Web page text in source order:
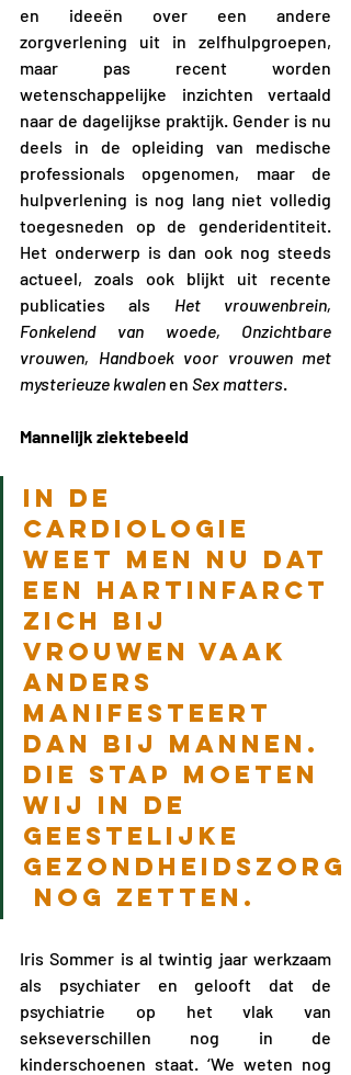
en ideeën over een andere
zorgverlening uit in zelfhulpgroepen,
maar pas recent worden
wetenschappelijke inzichten vertaald
naar de dagelijkse praktijk. Gender is nu
deels in de opleiding van medische
professionals opgenomen, maar de
hulpverlening is nog lang niet volledig
toegesneden op de genderidentiteit.
Het onderwerp is dan ook nog steeds
actueel, zoals ook blijkt uit recente
publicaties als Het vrouwenbrein,
Fonkelend van woede, Onzichtbare
vrouwen, Handboek voor vrouwen met
mysterieuze kwalen en Sex matters.
Mannelijk ziektebeeld
In de
cardiologie
weet men nu dat
een hartinfarct
zich bij
vrouwen vaak
anders
manifesteert
dan bij mannen.
Die stap moeten
wij in de
geestelijke
gezondheidszorg
nog zetten.
Iris Sommer is al twintig jaar werkzaam
als psychiater en gelooft dat de
psychiatrie op het vlak van
sekseverschillen nog in de
kinderschoenen staat. ‘We weten nog